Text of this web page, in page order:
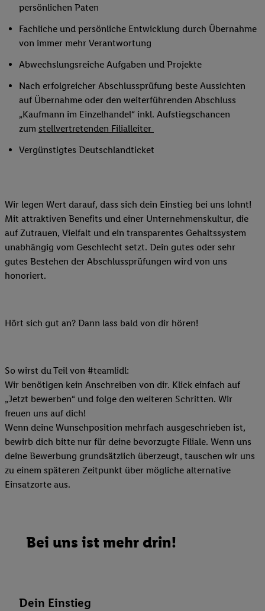
persönlichen Paten
Fachliche und persönliche Entwicklung durch Übernahme
von immer mehr Verantwortung
Abwechslungsreiche Aufgaben und Projekte
Nach erfolgreicher Abschlussprüfung beste Aussichten
auf Übernahme oder den weiterführenden Abschluss
„Kaufmann im Einzelhandel“ inkl. Aufstiegschancen
zum stellvertretenden Filialleiter
Vergünstigtes Deutschlandticket
Wir legen Wert darauf, dass sich dein Einstieg bei uns lohnt!
Mit attraktiven Benefits und einer Unternehmenskultur, die
auf Zutrauen, Vielfalt und ein transparentes Gehaltssystem
unabhängig vom Geschlecht setzt. Dein gutes oder sehr
gutes Bestehen der Abschlussprüfungen wird von uns
honoriert.
Hört sich gut an? Dann lass bald von dir hören!
So wirst du Teil von #teamlidl:
Wir benötigen kein Anschreiben von dir. Klick einfach auf
„Jetzt bewerben“ und folge den weiteren Schritten. Wir
freuen uns auf dich!
Wenn deine Wunschposition mehrfach ausgeschrieben ist,
bewirb dich bitte nur für deine bevorzugte Filiale. Wenn uns
deine Bewerbung grundsätzlich überzeugt, tauschen wir uns
zu einem späteren Zeitpunkt über mögliche alternative
Einsatzorte aus.
Bei uns ist mehr drin!
Dein Einstieg